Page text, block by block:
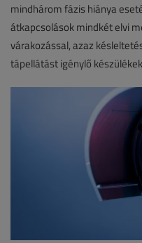
mindhárom fázis hiánya
átkapcsolások mindkét elvi
várakozással, azaz
tápellátást igénylő